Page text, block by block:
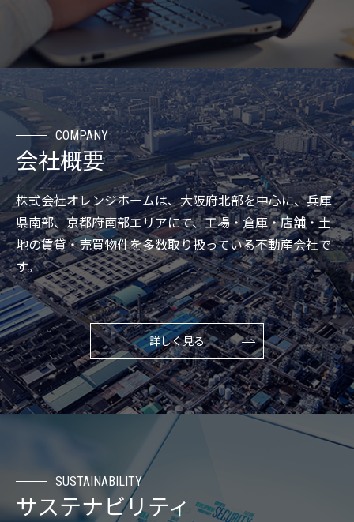
COMPANY
会社概要
株式会社オレンジホームは、大阪府北部を中心に、兵庫
県南部、京都府南部エリアにて、工場・倉庫・店舗・土
地の賃貸・売買物件を多数取り扱っている不動産会社で
す。
詳しく見る
SUSTAINABILITY
サステナビリティ